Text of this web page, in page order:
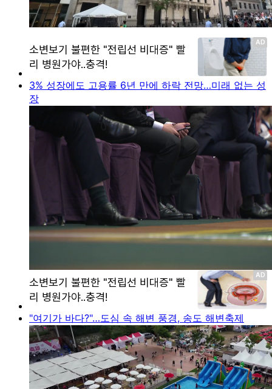
3% 성장에도 고용률 6년 만에 하락 전망…미래 없는 성
장
"여기가 바다?"…도심 속 해변 풍경, 송도 해변축제